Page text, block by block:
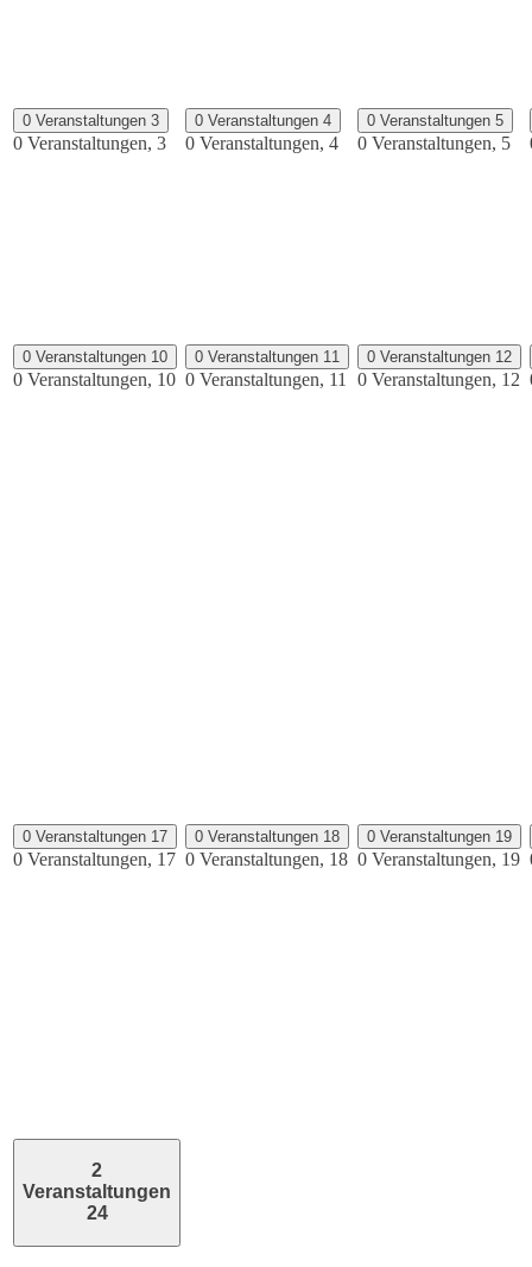
0 Veranstaltungen 3
0 Veranstaltungen, 3
0 Veranstaltungen 4
0 Veranstaltungen, 4
0 Veranstaltungen 5
0 Veranstaltungen, 5
0 Veranstaltungen 10
0 Veranstaltungen, 10
0 Veranstaltungen 11
0 Veranstaltungen, 11
0 Veranstaltungen 12
0 Veranstaltungen, 12
0 Veranstaltungen 17
0 Veranstaltungen, 17
0 Veranstaltungen 18
0 Veranstaltungen, 18
0 Veranstaltungen 19
0 Veranstaltungen, 19
2
Veranstaltungen
24